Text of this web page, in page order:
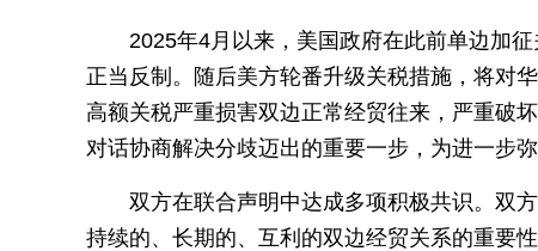
2025年4月以来，美国政府在此前单边加
正当反制。随后美方轮番升级关税措施，将对
高额关税严重损害双边正常经贸往来，严重破
对话协商解决分歧迈出的重要一步，为进一步
双方在联合声明中达成多项积极共识。双
持续的、长期的、互利的双边经贸关系的重要